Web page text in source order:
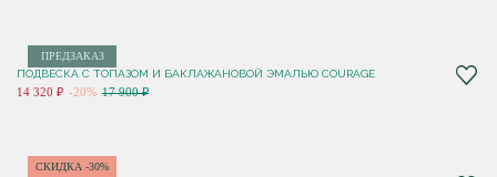
ПРЕДЗАКАЗ
ПОДВЕСКА С ТОПАЗОМ И БАКЛАЖАНОВОЙ ЭМАЛЬЮ COURAGE
14 320 ₽ -20% 17 900 ₽
СКИДКА -30%